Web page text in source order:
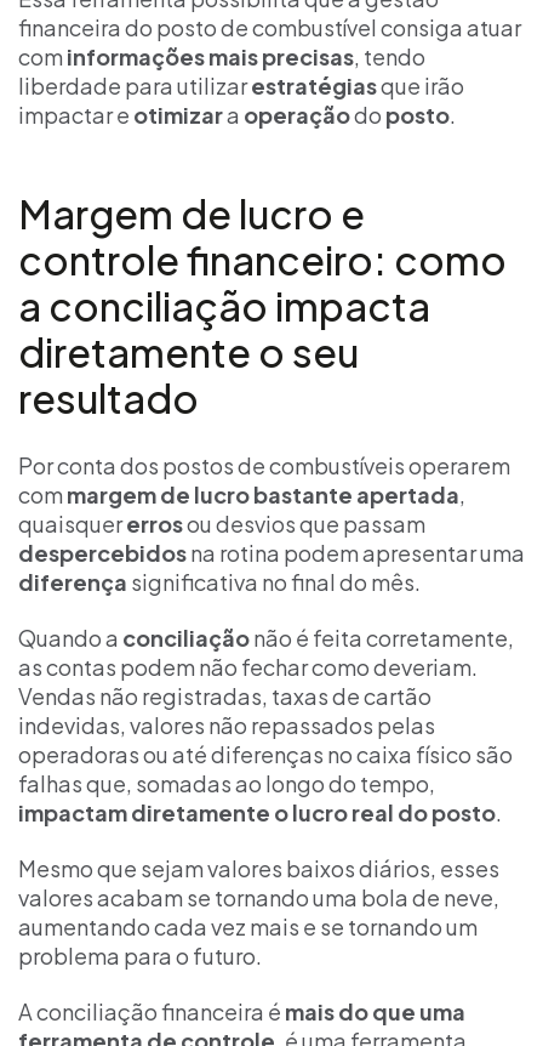
financeira do posto de combustível consiga atuar
com informações mais precisas, tendo
liberdade para utilizarestratégiasque irão
impactar e otimizara operaçãodo posto.
Margem de lucro e
controle financeiro: como
a conciliação impacta
diretamente o seu
resultado
Por conta dos postos de combustíveis operarem
com margem de lucro bastante apertada,
quaisquererrosou desvios que passam
despercebidosna rotina podem apresentar uma
diferença significativa no final do mês.
Quando a conciliaçãonão é feita corretamente,
as contas podem não fechar como deveriam.
Vendas não registradas, taxas de cartão
indevidas, valores não repassados pelas
operadoras ou até diferenças no caixa físico são
falhas que, somadas ao longo do tempo,
impactam diretamente o lucro real do posto.
Mesmo que sejam valores baixos diários, esses
valores acabam se tornando uma bola de neve,
aumentando cada vez mais e se tornando um
problema para o futuro.
A conciliação financeira é mais do que uma